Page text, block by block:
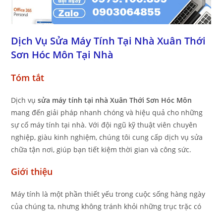
Dịch Vụ Sửa Máy Tính Tại Nhà Xuân Thới
Sơn Hóc Môn Tại Nhà
Tóm tắt
Dịch vụsửa máy tính tại nhà Xuân Thới Sơn Hóc Môn
mang đến giải pháp nhanh chóng và hiệu quả cho những
sự cố máy tính tại nhà. Với đội ngũ kỹ thuật viên chuyên
nghiệp, giàu kinh nghiệm, chúng tôi cung cấp dịch vụ sửa
chữa tận nơi, giúp bạn tiết kiệm thời gian và công sức.
Giới thiệu
Máy tính là một phần thiết yếu trong cuộc sống hàng ngày
của chúng ta, nhưng không tránh khỏi những trục trặc có